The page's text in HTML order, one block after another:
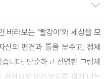
바라보는 ‘빨강이’와 세상을 모
신의 편견과 틀을 부수고, 정체
니다. 단순하고 선명한 그림체
점으로 바라보도록 펼쳐 내는